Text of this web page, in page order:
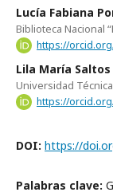
Lucía Fabiana
Biblioteca Nacional
https://
Lila María
Universidad
https://
DOI: https://
Palabras clave: